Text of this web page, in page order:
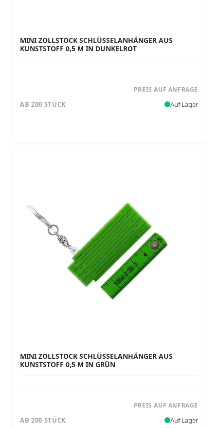
MINI ZOLLSTOCK SCHLÜSSELANHÄNGER AUS
KUNSTSTOFF 0,5 M IN DUNKELROT
PREIS AUF ANFRAGE
AB 200 STÜCK Auf Lager
MINI ZOLLSTOCK SCHLÜSSELANHÄNGER AUS
KUNSTSTOFF 0,5 M IN GRÜN
PREIS AUF ANFRAGE
AB 200 STÜCK Auf Lager